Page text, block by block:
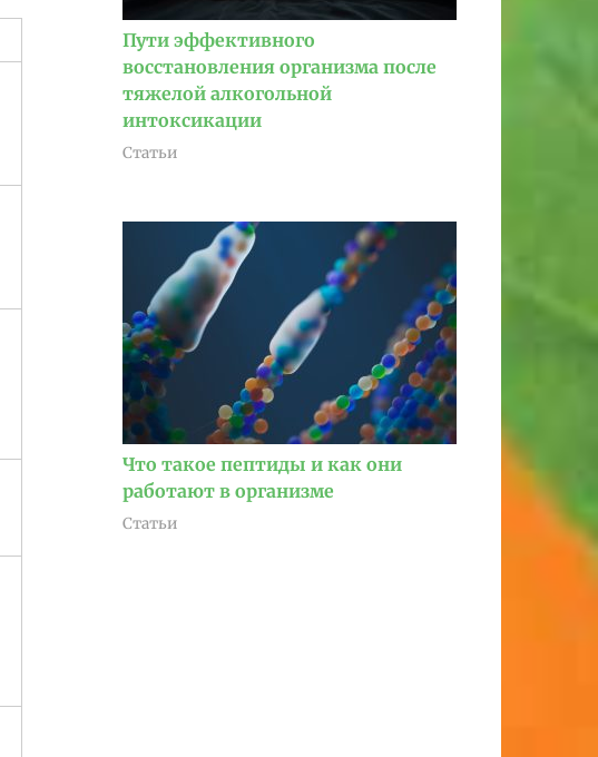
Пути эффективного
восстановления организма после
тяжелой алкогольной
интоксикации
Статьи
Что такое пептиды и как они
работают в организме
Статьи